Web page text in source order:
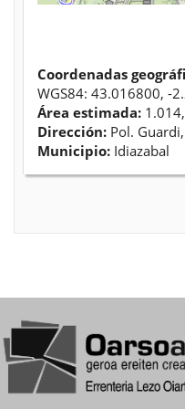
Coordenadas
WGS84: 43.016800, -
Área estimada:
Dirección: Pol.
Municipio: Idiazabal